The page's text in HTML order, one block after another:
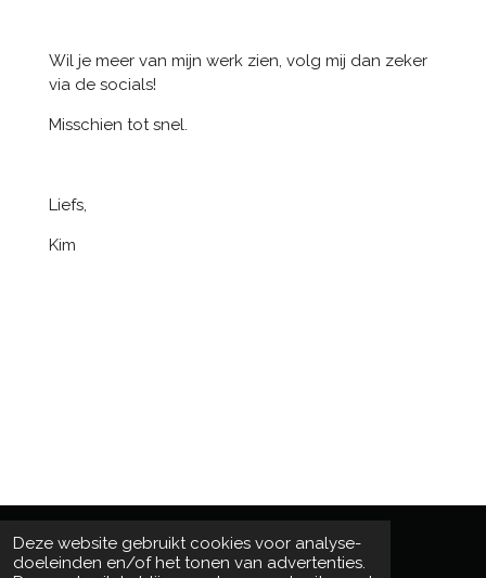
Deze website gebruikt cookies voor analyse-
doeleinden en/of het tonen van advertenties.
Wil je meer van mijn werk zien, volg mij dan zeker
via de socials!
Misschien tot snel.
Liefs,
Kim